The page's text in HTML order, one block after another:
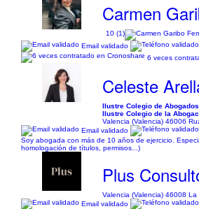
Carmen
10 (1)
Email validado
6 veces
Celeste
Ilustre Colegio de
Ilustre Colegio de la
Valencia (Valencia) 46006
Email validado
Soy abogada con más de 10 años de ejercicio.
homologación de títulos, permisos...)
Plus
Valencia (Valencia) 46008 La
Email validado